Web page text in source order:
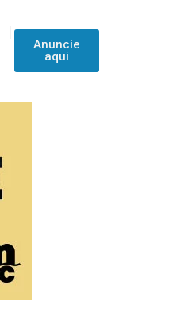
Anuncie
aqui